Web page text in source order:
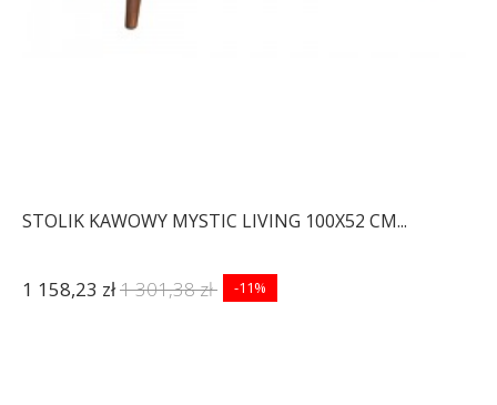
STOLIK KAWOWY MYSTIC LIVING 100X52 CM...
1 158,23 zł1 301,38 zł -11%